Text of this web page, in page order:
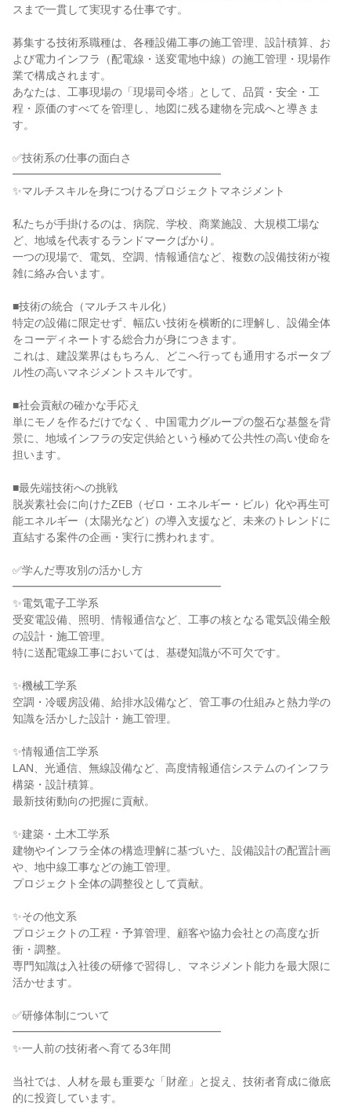
スまで一貫して実現する仕事です。
募集する技術系職種は、各種設備工事の施工管理、設計積算、お
よび電力インフラ（配電線・送変電地中線）の施工管理・現場作
業で構成されます。
あなたは、工事現場の「現場司令塔」として、品質・安全・工
程・原価のすべてを管理し、地図に残る建物を完成へと導きま
す。
✅技術系の仕事の面白さ
━━━━━━━━━━━━━━━━━━━
✨マルチスキルを身につけるプロジェクトマネジメント
私たちが手掛けるのは、病院、学校、商業施設、大規模工場な
ど、地域を代表するランドマークばかり。
一つの現場で、電気、空調、情報通信など、複数の設備技術が複
雑に絡み合います。
■技術の統合（マルチスキル化）
特定の設備に限定せず、幅広い技術を横断的に理解し、設備全体
をコーディネートする総合力が身につきます。
これは、建設業界はもちろん、どこへ行っても通用するポータブ
ル性の高いマネジメントスキルです。
■社会貢献の確かな手応え
単にモノを作るだけでなく、中国電力グループの盤石な基盤を背
景に、地域インフラの安定供給という極めて公共性の高い使命を
担います。
■最先端技術への挑戦
脱炭素社会に向けたZEB（ゼロ・エネルギー・ビル）化や再生可
能エネルギー（太陽光など）の導入支援など、未来のトレンドに
直結する案件の企画・実行に携われます。
✅学んだ専攻別の活かし方
━━━━━━━━━━━━━━━━━━━
✨電気電子工学系
受変電設備、照明、情報通信など、工事の核となる電気設備全般
の設計・施工管理。
特に送配電線工事においては、基礎知識が不可欠です。
✨機械工学系
空調・冷暖房設備、給排水設備など、管工事の仕組みと熱力学の
知識を活かした設計・施工管理。
✨情報通信工学系
LAN、光通信、無線設備など、高度情報通信システムのインフラ
構築・設計積算。
最新技術動向の把握に貢献。
✨建築・土木工学系
建物やインフラ全体の構造理解に基づいた、設備設計の配置計画
や、地中線工事などの施工管理。
プロジェクト全体の調整役として貢献。
✨その他文系
プロジェクトの工程・予算管理、顧客や協力会社との高度な折
衝・調整。
専門知識は入社後の研修で習得し、マネジメント能力を最大限に
活かせます。
✅研修体制について
━━━━━━━━━━━━━━━━━━━
✨一人前の技術者へ育てる3年間
当社では、人材を最も重要な「財産」と捉え、技術者育成に徹底
的に投資しています。